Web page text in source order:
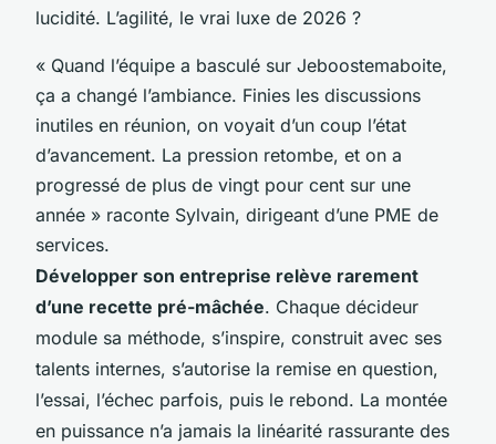
lucidité. L’agilité, le vrai luxe de 2026 ?
« Quand l’équipe a basculé sur Jeboostemaboite,
ça a changé l’ambiance. Finies les discussions
inutiles en réunion, on voyait d’un coup l’état
d’avancement. La pression retombe, et on a
progressé de plus de vingt pour cent sur une
année » raconte Sylvain, dirigeant d’une PME de
services.
Développer son entreprise relève rarement
d’une recette pré-mâchée. Chaque décideur
module sa méthode, s’inspire, construit avec ses
talents internes, s’autorise la remise en question,
l’essai, l’échec parfois, puis le rebond. La montée
en puissance n’a jamais la linéarité rassurante des